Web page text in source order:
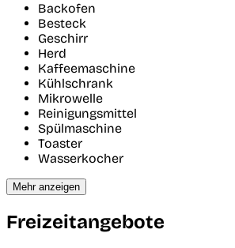
Backofen
Besteck
Geschirr
Herd
Kaffeemaschine
Kühlschrank
Mikrowelle
Reinigungsmittel
Spülmaschine
Toaster
Wasserkocher
Mehr anzeigen
Freizeitangebote